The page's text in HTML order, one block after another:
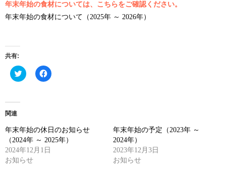
年末年始の食材については、こちらをご確認ください。
年末年始の食材について（2025年 ～ 2026年）
共有:
ク
リ
共
有
(新
し
い
ウ
ィ
Facebook
で
ク
リ
ッ
ク
し
関連
年末年始の休日のお知らせ
（2024年 ～ 2025年）
2024年12月1日
お知らせ
年末年始の予定（2023年 ～
2024年）
2023年12月3日
お知らせ